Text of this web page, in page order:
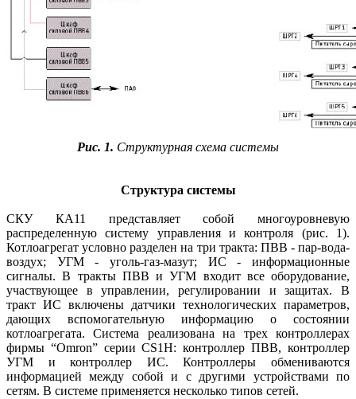
Рис. 1. Структурная схема системы
Структура системы
СКУ КА11 представляет собой многоуровневую
распределенную систему управления и контроля (рис. 1).
Котлоагрегат условно разделен на три тракта: ПВВ - пар-вода-
воздух; УГМ - уголь-газ-мазут; ИС - информационные
сигналы. В тракты ПВВ и УГМ входит все оборудование,
участвующее в управлении, регулировании и защитах. В
тракт ИС включены датчики технологических параметров,
дающих вспомогательную информацию о состоянии
котлоагрегата. Система реализована на трех контроллерах
фирмы “Omron” серии CS1H: контроллер ПВВ, контроллер
УГМ и контроллер ИС. Контроллеры обмениваются
информацией между собой и с другими устройствами по
сетям. В системе применяется несколько типов сетей.